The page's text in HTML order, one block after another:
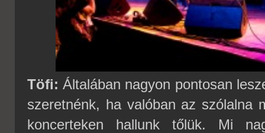
Töfi: Általában nagyon pontosan
szeretnénk, ha valóban az szólalna
koncerteken hallunk tőlük. Mi